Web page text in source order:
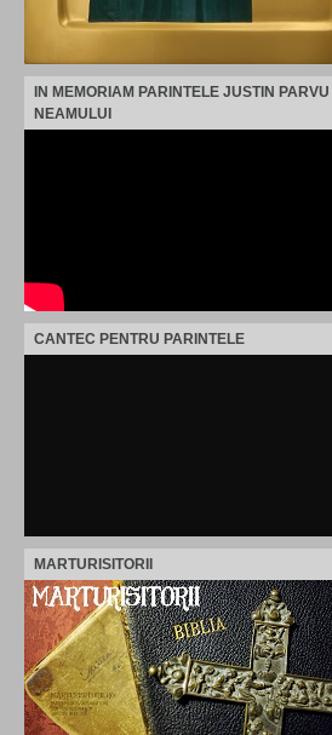
IN MEMORIAM PARINTELE JUSTIN
NEAMULUI
CANTEC PENTRU PARINTELE
MARTURISITORII